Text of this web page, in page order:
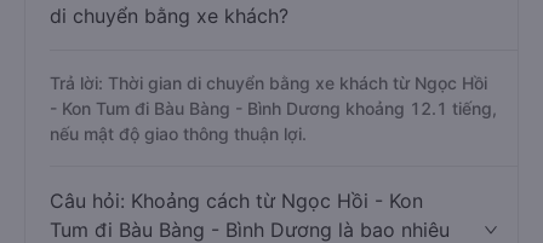
di chuyển bằng xe khách?
Trả lời: Thời gian di chuyển bằng xe khách từ Ngọc Hồi
- Kon Tum đi Bàu Bàng - Bình Dương khoảng 12.1 tiếng,
nếu mật độ giao thông thuận lợi.
Câu hỏi: Khoảng cách từ Ngọc Hồi - Kon
Tum đi Bàu Bàng - Bình Dương là bao nhiêu